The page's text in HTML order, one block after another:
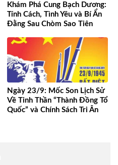
Khám Phá Cung Bạch Dương:
Tính Cách, Tình Yêu và Bí Ẩn
Đằng Sau Chòm Sao Tiên
Ngày 23/9: Mốc Son Lịch Sử
Về Tinh Thần “Thành Đồng Tổ
Quốc” và Chính Sách Tri Ân